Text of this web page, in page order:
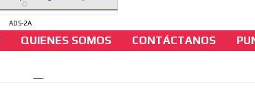
ADS-2A
QUIENES SOMOS CONTÁCTANOS
Revisor